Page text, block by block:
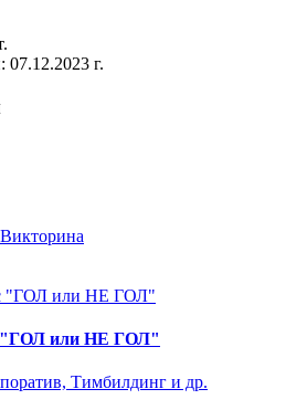
07.12.2023 г.
"ГОЛ или НЕ ГОЛ"
Тимбилдинг и др.